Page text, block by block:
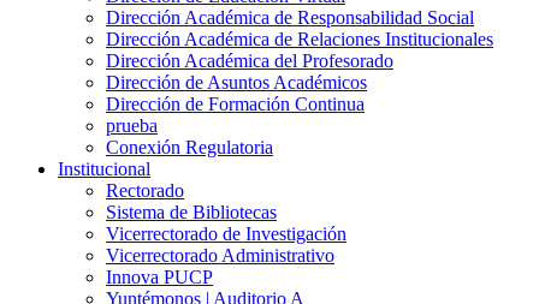
Dirección Académica de Responsabilidad Social
Dirección Académica de Relaciones Institucionales
Dirección Académica del Profesorado
Dirección de Asuntos Académicos
Dirección de Formación Continua
prueba
Conexión Regulatoria
Institucional
Rectorado
Sistema de Bibliotecas
Vicerrectorado de Investigación
Vicerrectorado Administrativo
Innova PUCP
Yuntémonos | Auditorio A